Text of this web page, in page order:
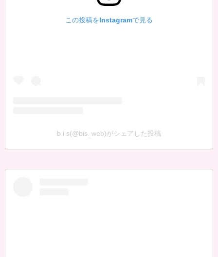
この投稿をInstagramで見る
b i s(@bis_web)がシェアした投稿